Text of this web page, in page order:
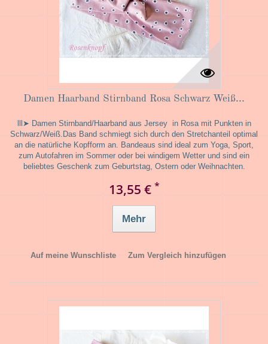
Damen Haarband Stirnband Rosa Schwarz Weiß...
lll➤ Damen Stirnband/Haarband aus Jersey in Rosa mit Punkten in
Schwarz/Weiß.Das Band schmiegt sich durch den Stretchanteil optimal
an die natürliche Kopfform an. Bandeaus sind ideal zum Yoga, Sport,
zum Autofahren im Sommer oder bei windigem Wetter und sind ein
beliebtes Geschenk zum Geburtstag, Ostern oder Weihnachten.
13,55 € *
Mehr
Auf meine Wunschliste Zum Vergleich hinzufügen